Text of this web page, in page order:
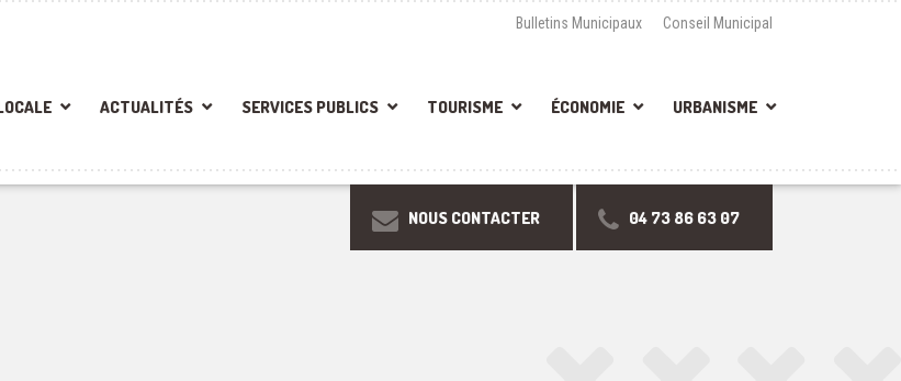
Bulletins Municipaux Conseil Municipal
ACTUALITÉS SERVICES PUBLICS TOURISME ÉCONOMIE URBANISME
NOUS CONTACTER 04 73 86 63 07